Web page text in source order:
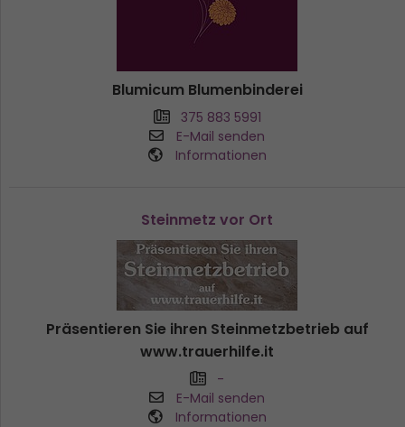
Blumicum Blumenbinderei
375 883 5991
E-Mail senden
Informationen
Steinmetz vor Ort
Präsentieren Sie ihren Steinmetzbetrieb auf
www.trauerhilfe.it
-
E-Mail senden
Informationen